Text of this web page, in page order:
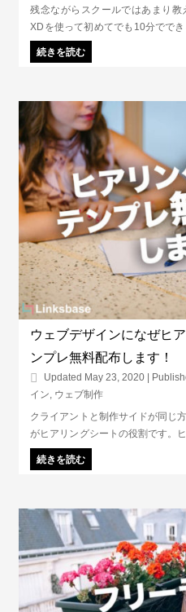
残念ながらスクールではあまり教
XDを使って初めてでも10分でで
説します。ワイヤーフレームは、
の。フォントを決めたり、コンテ
続きを読む
ウェブデザインになぜヒ
ンプレ無料配布します！
Updated May 23, 2020 |
イン, ウェブ制作
クライアントと制作サイドが同じ
がヒアリングシートの役割です。
にウェブサイトを作って行くこと
す。この記事では、無料配布のテ
続きを読む